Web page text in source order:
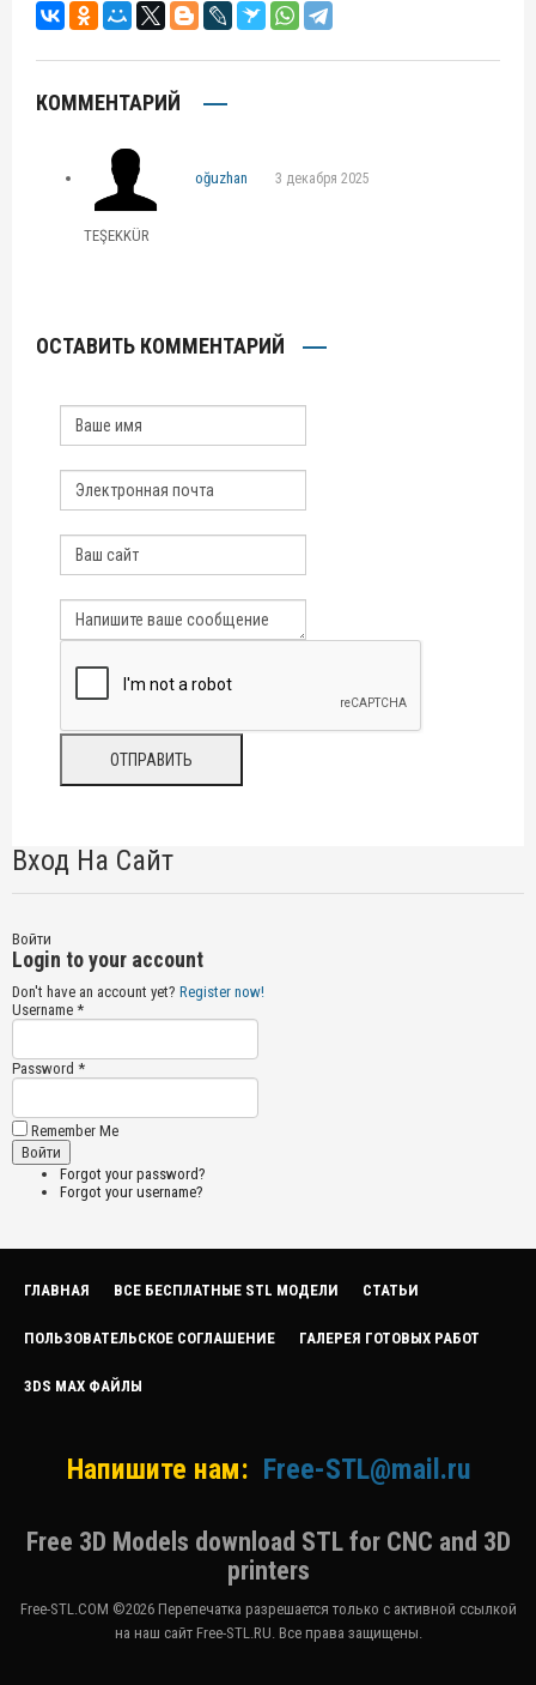
КОММЕНТАРИЙ
oğuzhan 3 декабря 2025
TEŞEKKÜR
ОСТАВИТЬ КОММЕНТАРИЙ
Вход На Сайт
Войти
Login to your account
Don't have an account yet? Register now!
Username *
Password *
Remember Me
Forgot your password?
Forgot your username?
ГЛАВНАЯ ВСЕ БЕСПЛАТНЫЕ STL МОДЕЛИ СТАТЬИ
ПОЛЬЗОВАТЕЛЬСКОЕ СОГЛАШЕНИЕ ГАЛЕРЕЯ ГОТОВЫХ РАБОТ
3DS MAX ФАЙЛЫ
Напишите нам: Free-STL@mail.ru
Free 3D Models download STL for CNC and 3D
printers
Free-STL.COM ©2026 Перепечатка разрешается только с активной ссылкой
на наш сайт Free-STL.RU. Все права защищены.